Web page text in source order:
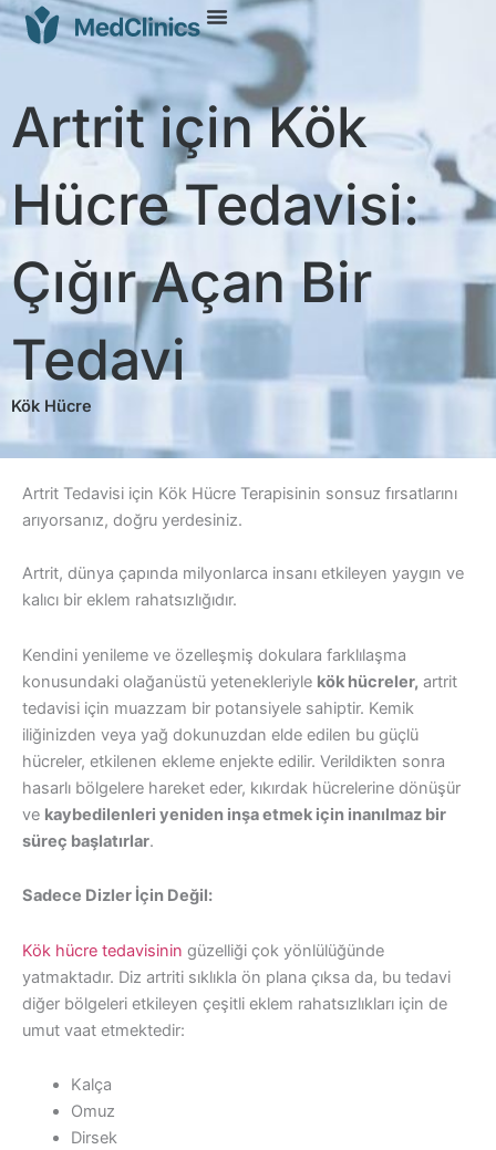
Artrit için Kök
Hücre Tedavisi:
Çığır Açan Bir
Tedavi
Kök Hücre
Artrit Tedavisi için Kök Hücre Terapisinin sonsuz fırsatlarını
arıyorsanız, doğru yerdesiniz.
Artrit, dünya çapında milyonlarca insanı etkileyen yaygın ve
kalıcı bir eklem rahatsızlığıdır.
Kendini yenileme ve özelleşmiş dokulara farklılaşma
konusundaki olağanüstü yetenekleriyle kök hücreler, artrit
tedavisi için muazzam bir potansiyele sahiptir. Kemik
iliğinizden veya yağ dokunuzdan elde edilen bu güçlü
hücreler, etkilenen ekleme enjekte edilir. Verildikten sonra
hasarlı bölgelere hareket eder, kıkırdak hücrelerine dönüşür
ve kaybedilenleri yeniden inşa etmek için inanılmaz bir
süreç başlatırlar.
Sadece Dizler İçin Değil:
Kök hücre tedavisinin güzelliği çok yönlülüğünde
yatmaktadır. Diz artriti sıklıkla ön plana çıksa da, bu tedavi
diğer bölgeleri etkileyen çeşitli eklem rahatsızlıkları için de
umut vaat etmektedir:
Kalça
Omuz
Dirsek